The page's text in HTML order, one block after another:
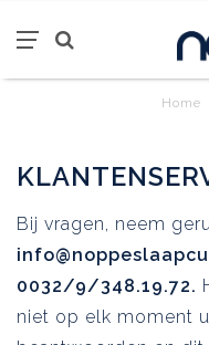
Home
Bij vragen, neem
0032/9/348.19.72.
niet op elk moment